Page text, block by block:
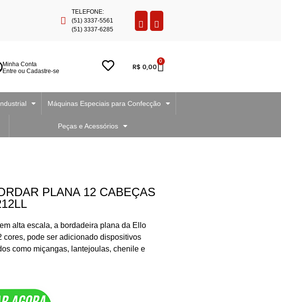
TELEFONE:
(51) 3337-5561
(51) 3337-6285
Minha Conta
Entre ou Cadastre-se
R$ 0,00
0
Máquinas Especiais para Confecção
Peças e Acessórios
PLANA 12 CABEÇAS
alta escala, a bordadeira plana da Ello
cores, pode ser adicionado dispositivos
como miçangas, lantejoulas, chenile e